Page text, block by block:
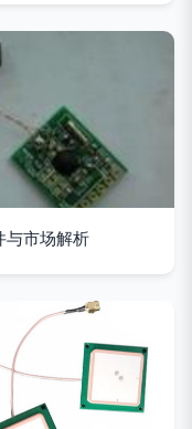
与市场解析